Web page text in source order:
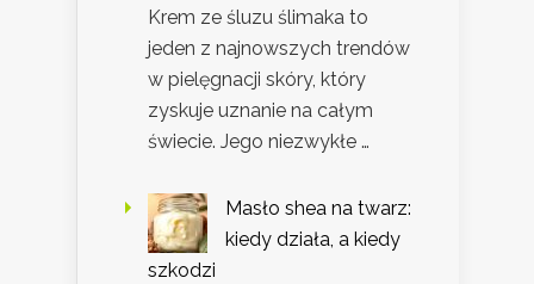
Krem ze śluzu ślimaka to
jeden z najnowszych trendów
w pielęgnacji skóry, który
zyskuje uznanie na całym
świecie. Jego niezwykłe …
Masło shea na twarz:
kiedy działa, a kiedy
szkodzi